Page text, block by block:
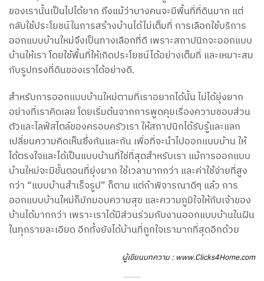
ของเรานั้นเป็นไปได้ยาก ถึงแม้ว่าบางคนจะมีพื้นที่ที่ดินมาก แต่
กลับใช้ประโยชน์ในการสร้างบ้านได้ไม่เต็มที่ การเลือกใช้บริการ
ออกแบบบ้านใหม่จึงเป็นทางเลือกที่ดี เพราะสถาปนิกจะออกแบบ
บ้านให้เรา โดยใช้พื้นที่ให้เกิดประโยชน์ได้อย่างเต็มที่ และเหมาะสม
กับรูปทรงที่ดินของเราได้อย่างดี.
สำหรับการออกแบบบ้านใหม่ตามที่เราอยากได้นั้น ไม่ได้ยุ่งยาก
อย่างที่เราคิดเลย โดยเริ่มต้นจากการพูดคุยเรื่องความชอบส่วน
ตัวและไลฟ์สไตล์ของครอบครัวเรา ให้สถาปนิกได้รับรู้และแลก
เปลี่ยนความคิดเห็นซึ่งกันและกัน เพื่อที่จะนำไปออกแบบบ้าน ให้
ได้ตรงใจและได้เป็นแบบบ้านที่ใช่ที่สุดสำหรับเรา แม้การออกแบบ
บ้านใหม่จะมีขั้นตอนที่ยุ่งยาก ใช้เวลามากกว่า และค่าใช้จ่ายที่สูง
กว่า “แบบบ้านสำเร็จรูป” ก็ตาม แต่ถ้าพิจารณาดีๆ แล้ว การ
ออกแบบบ้านใหม่ก็มักมอบความสุข และความภูมิใจให้กับเจ้าของ
บ้านได้มากกว่า เพราะเราได้มีส่วนร่วมกับงานออกแบบบ้านในฝัน
ในทุกรายละเอียด อีกทั้งยังได้บ้านที่ถูกใจเรามากที่สุดอีกด้วย
ผู้เขียนบทความ : www.Clicks4Home.com